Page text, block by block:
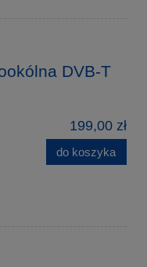
DVB-T
199,00 zł
do koszyka